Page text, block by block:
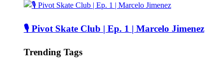
🎙️ Pivot Skate Club | Ep. 1 | Marcelo Jimenez
Trending Tags